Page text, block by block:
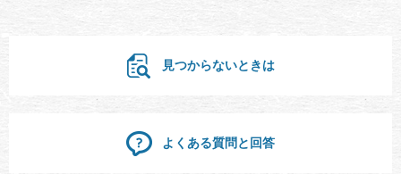
見つからないときは
よくある質問と回答